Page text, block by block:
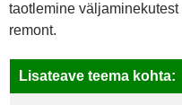
taotlemine
remont.
Lisateave teema kohta: